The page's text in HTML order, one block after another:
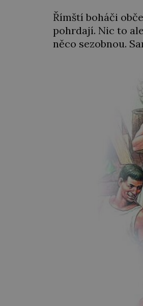
Římští boháči
pohrdají. Nic to
něco sezobnou.